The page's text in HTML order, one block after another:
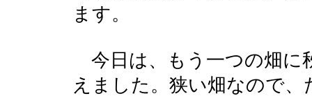
ます。
今日は、もう一つの畑に
えました。狭い畑なので